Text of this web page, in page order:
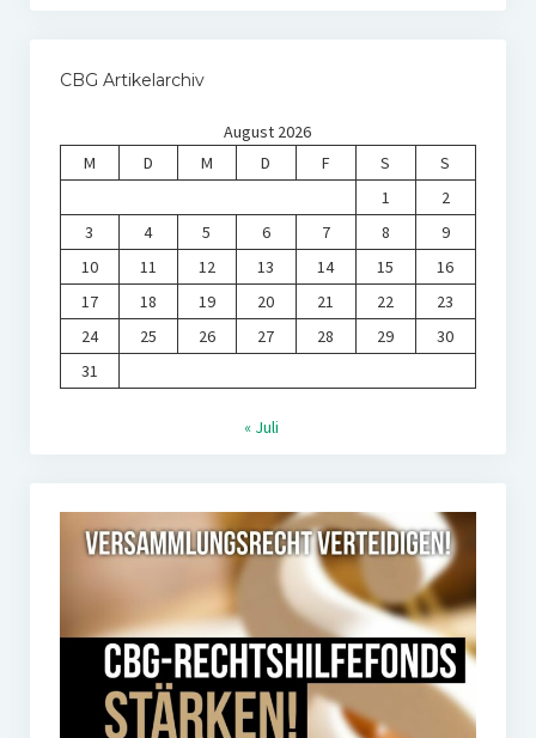
CBG Artikelarchiv
August 2026
M
D M D F S
S
1
2
3
4 5 6 7 8
9
10
11 12 13 14 15
16
17
18 19 20 21 22
23
24
25 26 27 28 29
30
31
« Juli